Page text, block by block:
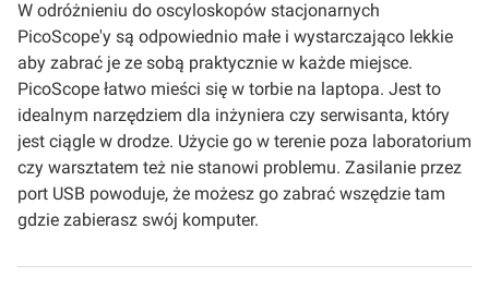
W odróżnieniu do oscyloskopów stacjonarnych
PicoScope'y są odpowiednio małe i wystarczająco lekkie
aby zabrać je ze sobą praktycznie w każde miejsce.
PicoScope łatwo mieści się w torbie na laptopa. Jest to
idealnym narzędziem dla inżyniera czy serwisanta, który
jest ciągle w drodze. Użycie go w terenie poza laboratorium
czy warsztatem też nie stanowi problemu. Zasilanie przez
port USB powoduje, że możesz go zabrać wszędzie tam
gdzie zabierasz swój komputer.